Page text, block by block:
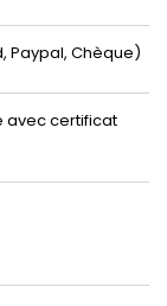
Paypal, Chèque)
avec certificat